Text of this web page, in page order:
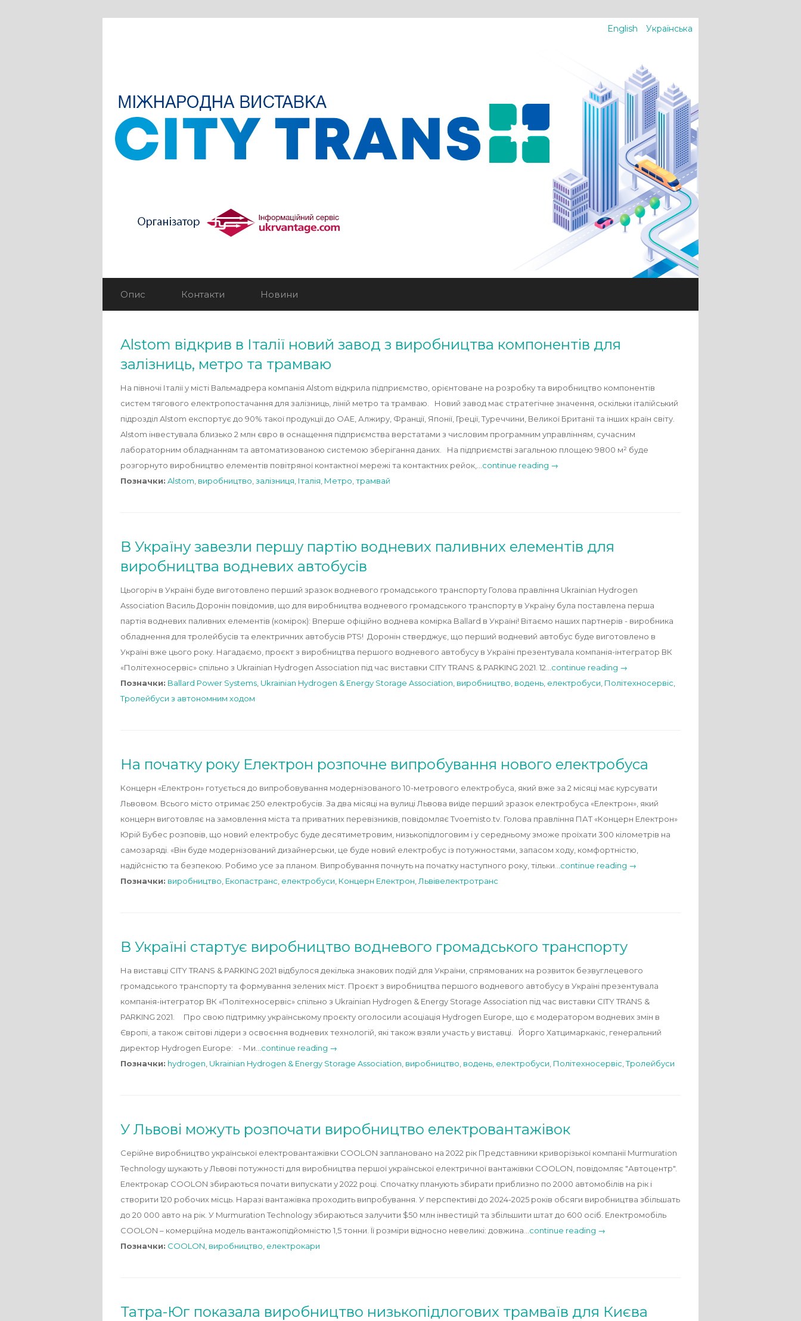
English Українська
Опис Контакти Новини
Alstom відкрив в Італії новий завод з виробництва компонентів для
залізниць, метро та трамваю
На півночі Італії у місті Вальмадрера компанія Alstom відкрила підприємство, орієнтоване на розробку та виробництво компонентів
систем тягового електропостачання для залізниць, ліній метро та трамваю. Новий завод має стратегічне значення, оскільки італійський
підрозділ Alstom експортує до 90% такої продукції до ОАЕ, Алжиру, Франції, Японії, Греції, Туреччини, Великої Британії та інших країн світу.
Alstom інвестувала близько 2 млн євро в оснащення підприємства верстатами з числовим програмним управлінням, сучасним
лабораторним обладнанням та автоматизованою системою зберігання даних. На підприємстві загальною площею 9800 м² буде
розгорнуто виробництво елементів повітряної контактної мережі та контактних рейок,… continue reading →
Позначки: Alstom виробництво залізниця Італія Метро трамвай
В Україну завезли першу партію водневих паливних елементів для
виробництва водневих автобусів
Цьогоріч в Україні буде виготовлено перший зразок водневого громадського транспорту Голова правління Ukrainian Hydrogen
Association Василь Доронін повідомив, що для виробництва водневого громадського транспорту в Україну була поставлена перша
партія водневих паливних елементів (комірок): Вперше офіційно воднева комірка Ballard в Україні! Вітаємо наших партнерів - виробника
обладнення для тролейбусів та електричних автобусів PTS! Доронін стверджує, що перший водневий автобус буде виготовлено в
Україні вже цього року. Нагадаємо, проєкт з виробництва першого водневого автобусу в Україні презентувала компанія-інтегратор ВК
«Політехносервіс» спільно з Ukrainian Hydrogen Association під час виставки CITY TRANS & PARKING 2021. 12… continue reading →
Позначки: Ballard Power Systems Ukrainian Hydrogen & Energy Storage Association виробництво водень електробуси Політехносервіс
Тролейбуси з автономним ходом
На початку року Електрон розпочне випробування нового електробуса
Концерн «Електрон» готується до випробовування модернізованого 10-метрового електробуса, який вже за 2 місяці має курсувати
Львовом. Всього місто отримає 250 електробусів. За два місяці на вулиці Львова виїде перший зразок електробуса «Електрон», який
концерн виготовляє на замовлення міста та приватних перевізників, повідомляє Тvoemisto.tv. Голова правління ПАТ «Концерн Електрон»
Юрій Бубес розповів, що новий електробус буде десятиметровим, низькопідлоговим і у середньому зможе проїхати 300 кілометрів на
самозаряді. «Він буде модернізований дизайнерськи, це буде новий електробус із потужностями, запасом ходу, комфортністю,
надійсністю та безпекою. Робимо усе за планом. Випробування почнуть на початку наступного року, тільки… continue reading →
Позначки: виробництво Екопастранс електробуси Концерн Електрон Львівелектротранс
В Україні стартує виробництво водневого громадського транспорту
На виставці CITY TRANS & PARKING 2021 відбулося декілька знакових подій для України, спрямованих на розвиток безвуглецевого
громадського транспорту та формування зелених міст. Проєкт з виробництва першого водневого автобусу в Україні презентувала
компанія-інтегратор ВК «Політехносервіс» спільно з Ukrainian Hydrogen & Energy Storage Association під час виставки CITY TRANS &
PARKING 2021. Про свою підтримку українському проєкту оголосили асоціація Hydrogen Europe, що є модератором водневих змін в
Європі, а також світові лідери з освоєння водневих технологій, які також взяли участь у виставці. Йорго Хатцимаркакіс, генеральний
директор Hydrogen Europe: - Ми… continue reading →
Позначки: hydrogen Ukrainian Hydrogen & Energy Storage Association виробництво водень електробуси Політехносервіс ,Тролейбуси
У Львові можуть розпочати виробництво електровантажівок
Серійне виробництво української електровантажівки COOLON заплановано на 2022 рік Представники криворізької компанії Murmuration
Technology шукають у Львові потужності для виробництва першої української електричної вантажівки COOLON, повідомляє "Автоцентр".
Електрокар COOLON збираються почати випускати у 2022 році. Спочатку планують збирати приблизно по 2000 автомобілів на рік і
створити 120 робочих місць. Наразі вантажівка проходить випробування. У перспективі до 2024-2025 років обсяги виробництва збільшать
до 20 000 авто на рік. У Murmuration Technology збираються залучити $50 млн інвестицій та збільшити штат до 600 осіб. Електромобіль
COOLON – комерційна модель вантажопідйомністю 1,5 тонни. Її розміри відносно невеликі: довжина… continue reading →
Позначки: COOLON виробництво електрокари
Татра-Юг показала виробництво низькопідлогових трамваїв для Києва